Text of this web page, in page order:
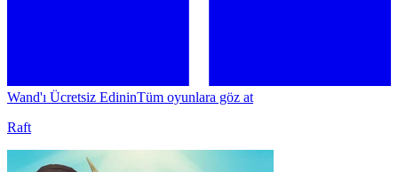
Wand'ı Ücretsiz EdininTüm oyunlara göz at
Raft